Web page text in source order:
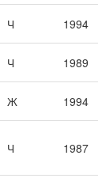
Ч 1994
Ч 1989
Ж 1994
Ч 1987